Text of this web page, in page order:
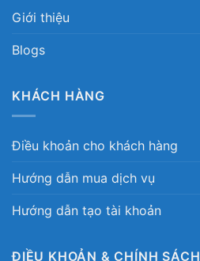
Giới thiệu
Blogs
KHÁCH HÀNG
Điều khoản cho khách hàng
Hướng dẫn mua dịch vụ
Hướng dẫn tạo tài khoản
ĐIỀU KHOẢN & CHÍNH SÁCH